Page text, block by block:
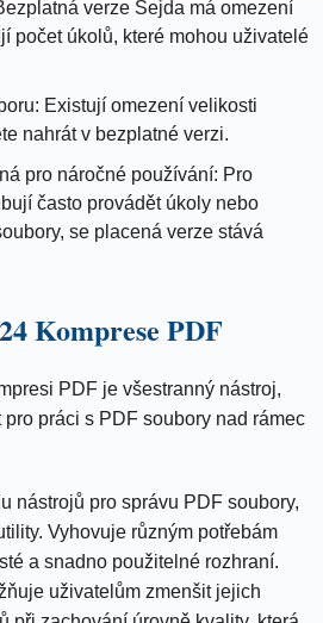
verze Sejda má omezení
počet úkolů, které mohou uživatelé
Existují omezení velikosti
nahrát v bezplatné verzi.
pro náročné používání: Pro
často provádět úkoly nebo
se placená verze stává
Komprese PDF
PDF je všestranný nástroj,
práci s PDF soubory nad rámec
nástrojů pro správu PDF soubory,
Vyhovuje různým potřebám
a snadno použitelné rozhraní.
uživatelům zmenšit jejich